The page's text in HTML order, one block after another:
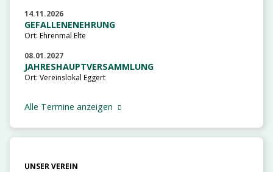
14.11.2026
GEFALLENENEHRUNG
Ort: Ehrenmal Elte
08.01.2027
JAHRESHAUPTVERSAMMLUNG
Ort: Vereinslokal Eggert
Alle Termine anzeigen
UNSER VEREIN